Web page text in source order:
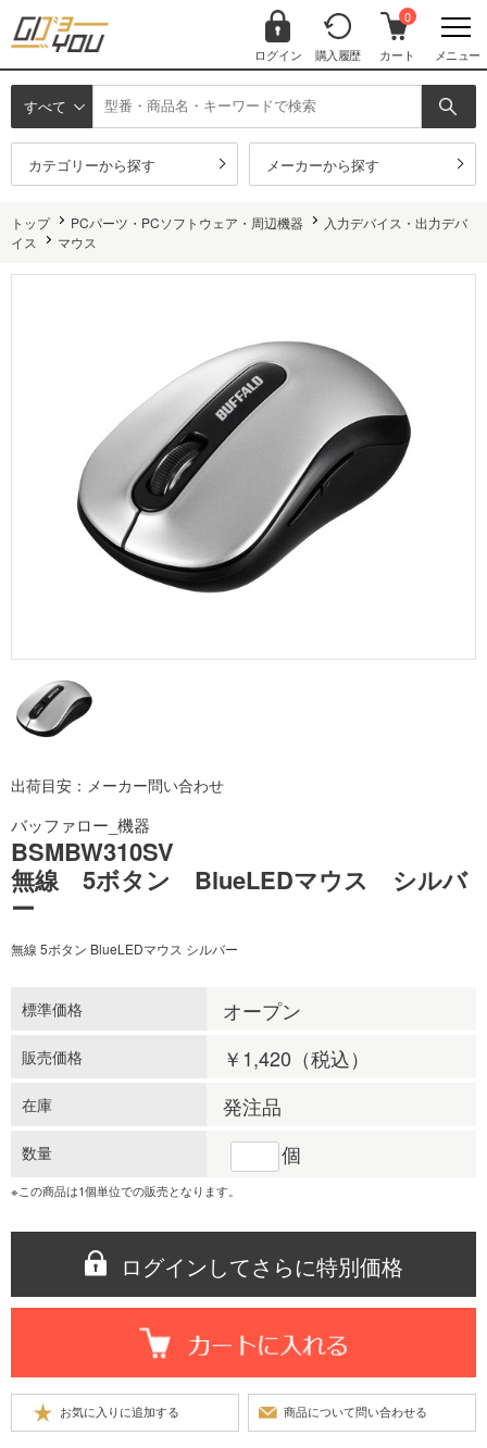
ログイン 購入履歴
0
カート メニュー
すべて
カテゴリーから探す メーカーから探す
トップ PCパーツ・PCソフトウェア・周辺機器
入力デバイス・出力デバ
イス
マウス
出荷目安：メーカー問い合わせ
バッファロー_機器
BSMBW310SV
無線 5ボタン BlueLEDマウス シルバ
ー
無線 5ボタン BlueLEDマウス シルバー
標準価格 オープン
販売価格 ￥1,420 （税込）
在庫 発注品
数量 個
※この商品は1個単位での販売となります。
ログインしてさらに特別価格